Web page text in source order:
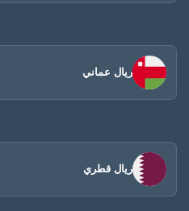
ريال عماني
ريال قطري